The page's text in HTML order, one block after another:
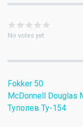
No votes yet
Fokker 50
McDonnell Douglas
Туполев Ту-154